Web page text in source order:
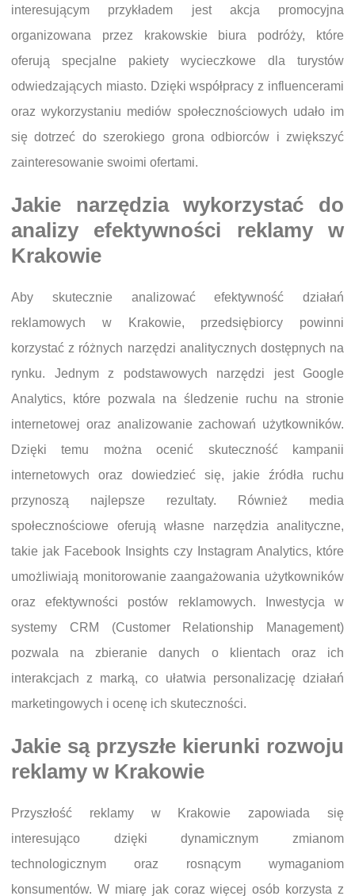
interesującym przykładem jest akcja promocyjna
organizowana przez krakowskie biura podróży, które
oferują specjalne pakiety wycieczkowe dla turystów
odwiedzających miasto. Dzięki współpracy z influencerami
oraz wykorzystaniu mediów społecznościowych udało im
się dotrzeć do szerokiego grona odbiorców i zwiększyć
zainteresowanie swoimi ofertami.
Jakie narzędzia wykorzystać do
analizy efektywności reklamy w
Krakowie
Aby skutecznie analizować efektywność działań
reklamowych w Krakowie, przedsiębiorcy powinni
korzystać z różnych narzędzi analitycznych dostępnych na
rynku. Jednym z podstawowych narzędzi jest Google
Analytics, które pozwala na śledzenie ruchu na stronie
internetowej oraz analizowanie zachowań użytkowników.
Dzięki temu można ocenić skuteczność kampanii
internetowych oraz dowiedzieć się, jakie źródła ruchu
przynoszą najlepsze rezultaty. Również media
społecznościowe oferują własne narzędzia analityczne,
takie jak Facebook Insights czy Instagram Analytics, które
umożliwiają monitorowanie zaangażowania użytkowników
oraz efektywności postów reklamowych. Inwestycja w
systemy CRM (Customer Relationship Management)
pozwala na zbieranie danych o klientach oraz ich
interakcjach z marką, co ułatwia personalizację działań
marketingowych i ocenę ich skuteczności.
Jakie są przyszłe kierunki rozwoju
reklamy w Krakowie
Przyszłość reklamy w Krakowie zapowiada się
interesująco dzięki dynamicznym zmianom
technologicznym oraz rosnącym wymaganiom
konsumentów. W miarę jak coraz więcej osób korzysta z